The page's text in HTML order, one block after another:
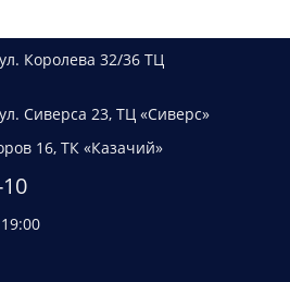
Королева 32/36 ТЦ
Сиверса 23, ТЦ «Сиверс»
16, ТК «Казачий»